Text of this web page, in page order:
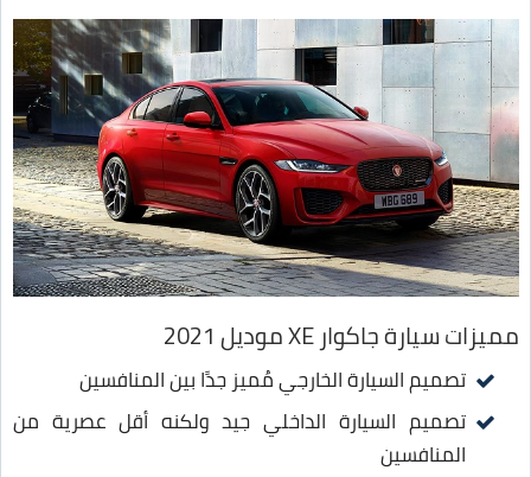
مميزات سيارة جاكوار XE موديل 2021
تصميم السيارة الخارجي مُميز جدًا بين المنافسين
تصميم السيارة الداخلي جيد ولكنه أقل عصرية من
المنافسين